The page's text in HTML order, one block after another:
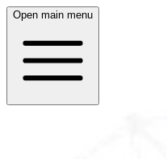
Open main menu